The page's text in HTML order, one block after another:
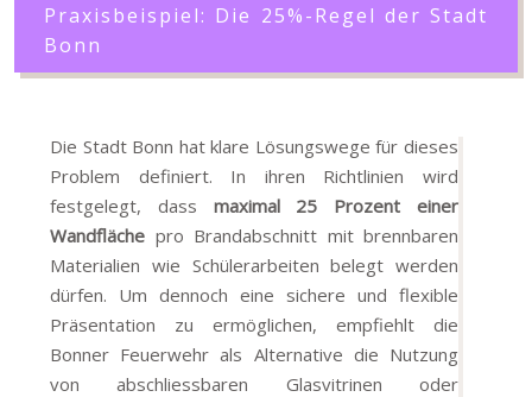
Praxisbeispiel: Die 25%-Regel der Stadt
Bonn
Die Stadt Bonn hat klare Lösungswege für dieses
Problem definiert. In ihren Richtlinien wird
festgelegt, dass maximal 25 Prozent einer
Wandfläche pro Brandabschnitt mit brennbaren
Materialien wie Schülerarbeiten belegt werden
dürfen. Um dennoch eine sichere und flexible
Präsentation zu ermöglichen, empfiehlt die
Bonner Feuerwehr als Alternative die Nutzung
von abschliessbaren Glasvitrinen oder